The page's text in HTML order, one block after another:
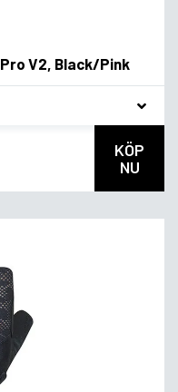
V2, Black/Pink
KÖP
NU